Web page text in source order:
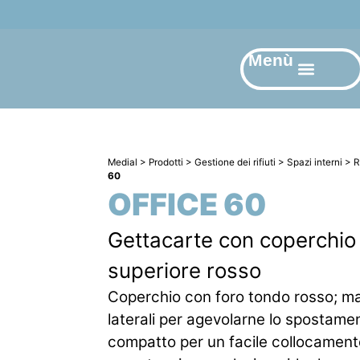
Menù
Medial > Prodotti >Gestione dei rifiuti >Spazi interni >
60
OFFICE 60
Gettacarte con
superiore rosso
Coperchio con foro tondo rosso;
laterali per agevolarne lo
compatto per un facile